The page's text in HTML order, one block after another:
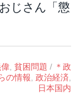
じさん「懲
, 貧困問題 / ＊政
の情報, 政治経済,
日本国内